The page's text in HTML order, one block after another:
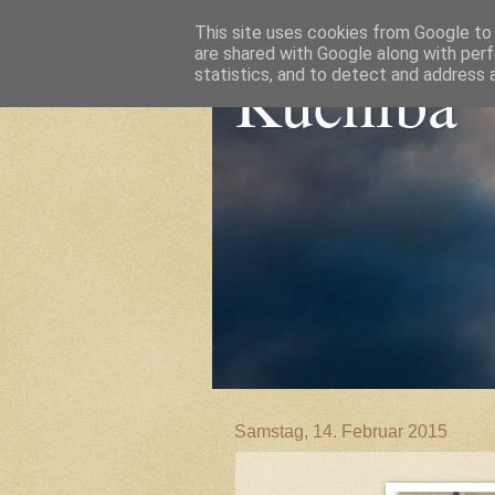
Kuchiba
Samstag, 14. Februar 2015
This site uses cookies from Google
are shared with Google along with
statistics, and to detect and address